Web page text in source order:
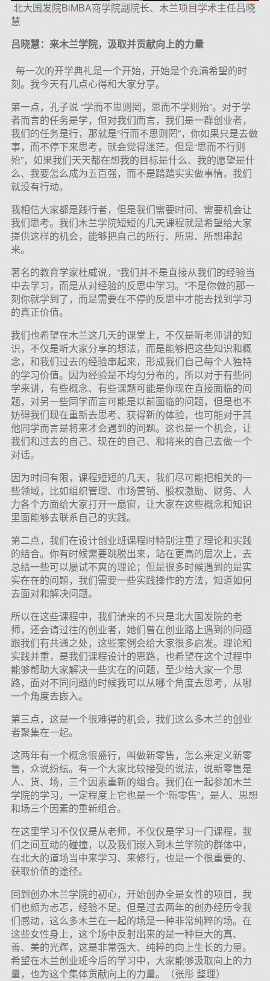
北大国发院BiMBA商学院副院长、木兰项目学术主任吕晓
慧
吕晓慧：来木兰学院，汲取并贡献向上的力量
每一次的开学典礼是一个开始，开始是个充满希望的时
刻。我今天有几点心得和大家分享。
第一点，孔子说 “学而不思则罔，思而不学则殆”。对于学
者而言的任务是学，但对我们而言，我们是一群创业者，
我们的任务是行，那就是“行而不思则罔”，你如果只是去做
事，而不停下来思考，就会觉得迷茫。但是“思而不行则
殆”，如果我们天天都在想我的目标是什么、我的愿望是什
么、我要怎么成为五百强，而不是踏踏实实做事情，我们
就没有行动。
我相信大家都是践行者，但是我们需要时间、需要机会让
我们思考。我们木兰学院短短的几天课程就是希望给大家
提供这样的机会，能够把自己的所行、所思、所想串起
来。
著名的教育学家杜威说，“我们并不是直接从我们的经验当
中去学习，而是从对经验的反思中学习。”不是你做的那一
刻你就学到了，而是需要在不停的反思中才能去找到学习
的真正价值。
我们也希望在木兰这几天的课堂上，不仅是听老师讲的知
识，不仅是听大家分享的想法，而是能够把这些知识和概
念，和我们过去的经验串起来，形成我们自己每个人独特
的学习价值。因为经验是不均匀分布的，所以对于有些同
学来讲，有些概念、有些课题可能是你现在直接面临的问
题，对另一些同学而言可能是以前面临的问题，但是也不
妨碍我们现在重新去思考、获得新的体验，也可能对于其
他同学而言是将来才会遇到的问题。这也是一个机会，让
我们和过去的自己、现在的自己、和将来的自己去做一个
对话。
因为时间有限，课程短短的几天，我们尽可能把相关的一
些领域，比如组织管理、市场营销、股权激励、财务、人
力各个方面给大家打开一扇窗，让大家在这些概念和知识
里面能够去联系自己的实践。
第二点，我们在设计创业班课程时特别注重了理论和实践
的结合。你有时候需要跳脱出来，站在更高的层次上，去
总结一些可以屡试不爽的理论；但是很多时候遇到的是实
实在在的问题，我们需要一些实践操作的方法，知道如何
去面对和解决问题。
所以在这些课程中，我们请来的不只是北大国发院的老
师，还会请过往的创业者，她们曾在创业路上遇到的问题
跟我们有共通之处，这些案例会给大家很多启发。理论和
实践并重，是我们课程设计的思路，也希望在这个过程中
能够帮助大家解决一些实在的问题，至少给大家一个思
路，面对不同问题的时候我可以从哪个角度去思考，从哪
一个角度去嵌入。
第三点，这是一个很难得的机会，我们这么多木兰的创业
者聚集在一起。
这两年有一个概念很盛行，叫做新零售，怎么来定义新零
售，众说纷纭。有一个大家比较接受的说法，说新零售是
人、货、场，三个因素重新的组合。我们在一起参加木兰
学院的学习，一定程度上它也是一个“新零售”，是人、思想
和场三个因素的重新组合。
在这里学习不仅仅是从老师，不仅仅是学习一门课程，我
们之间互动的碰撞，以及我们嵌入到木兰学院的群体中，
在北大的道场当中来学习、来修行，也是一个很重要的、
获取价值的途径。
回到创办木兰学院的初心，开始创办全是女性的项目，我
们也颇为忐忑，经验不足。但是过去两年的创办经历令我
们感动，这么多木兰在一起的场是一种非常纯粹的场。在
这些女性身上，这个场中反射出来的是一种巨大的真、
善、美的光辉，这是非常强大、纯粹的向上生长的力量。
希望在木兰创业班今后的学习中，大家能够汲取向上的力
量，也为这个集体贡献向上的力量。（张彤 整理）